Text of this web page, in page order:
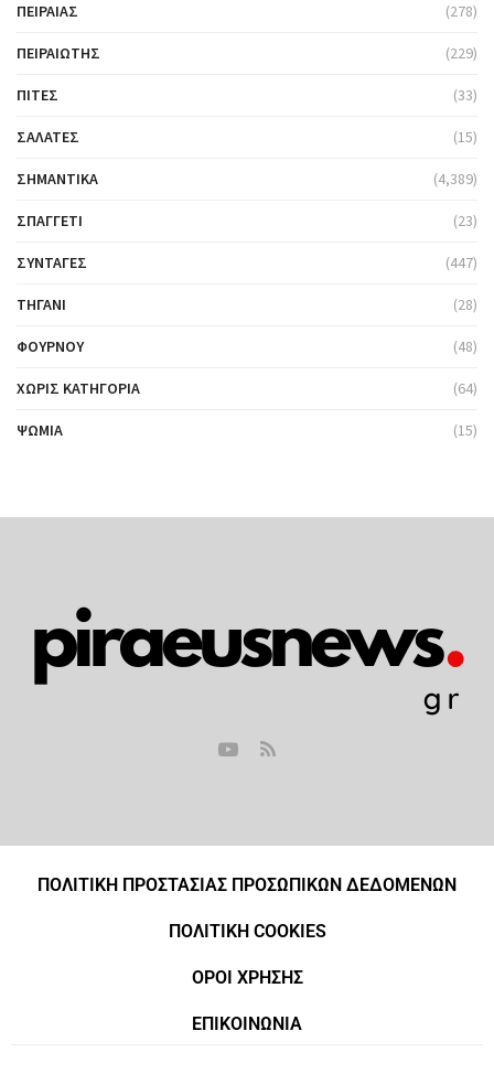
ΠΕΙΡΑΙΆΣ (278)
ΠΕΙΡΑΙΏΤΗΣ (229)
ΠΊΤΕΣ (33)
ΣΑΛΆΤΕΣ (15)
ΣΗΜΑΝΤΙΚΆ (4,389)
ΣΠΑΓΓΈΤΙ (23)
ΣΥΝΤΑΓΈΣ (447)
ΤΗΓΆΝΙ (28)
ΦΟΎΡΝΟΥ (48)
ΧΩΡΊΣ ΚΑΤΗΓΟΡΊΑ (64)
ΨΩΜΙΆ (15)
ΠΟΛΙΤΙΚΗ ΠΡΟΣΤΑΣΙΑΣ ΠΡΟΣΩΠΙΚΩΝ ΔΕΔΟΜΕΝΩΝ
ΠΟΛΙΤΙΚΗ COOKIES
ΟΡΟΙ ΧΡΗΣΗΣ
ΕΠΙΚΟΙΝΩΝΙΑ